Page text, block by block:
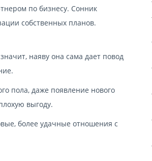
по бизнесу. Сонник
собственных планов.
наяву она сама дает повод
пола, даже появление нового
выгоду.
более удачные отношения с